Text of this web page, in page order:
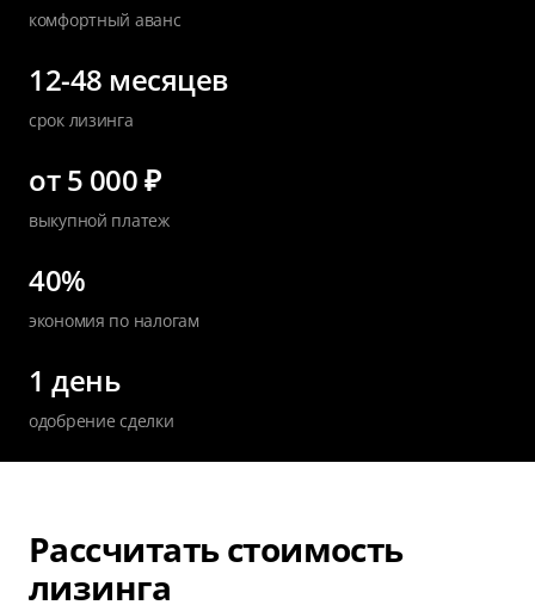
комфортный аванс
12-48 месяцев
срок лизинга
от 5 000 ₽
выкупной платеж
40%
экономия по налогам
1 день
одобрение сделки
Рассчитать стоимость
лизинга